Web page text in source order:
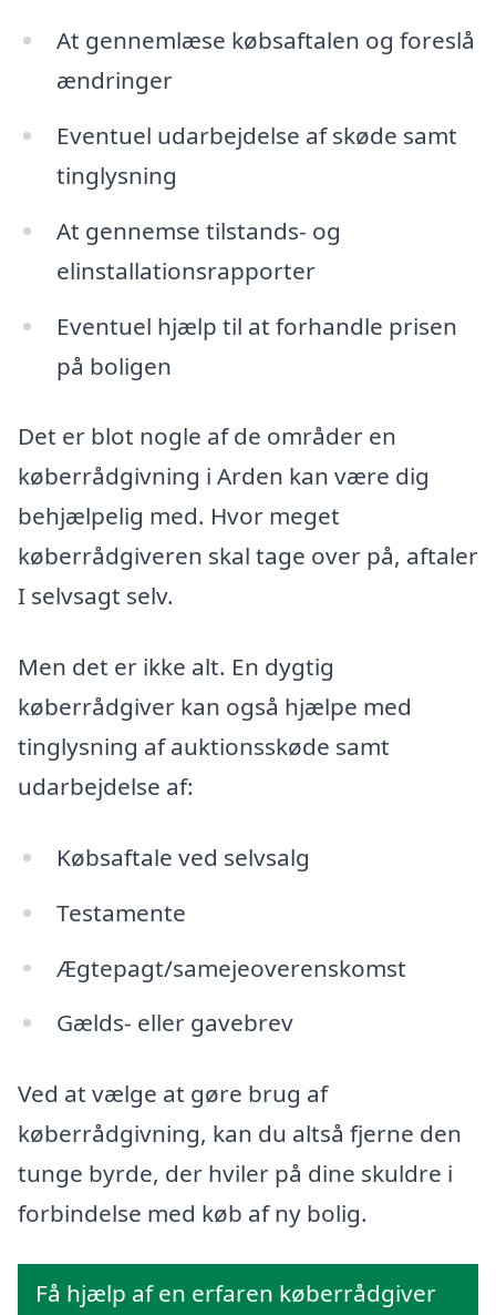
At gennemlæse købsaftalen og foreslå
ændringer
Eventuel udarbejdelse af skøde samt
tinglysning
At gennemse tilstands- og
elinstallationsrapporter
Eventuel hjælp til at forhandle prisen
på boligen
Det er blot nogle af de områder en
køberrådgivning i Arden kan være dig
behjælpelig med. Hvor meget
køberrådgiveren skal tage over på, aftaler
I selvsagt selv.
Men det er ikke alt. En dygtig
køberrådgiver kan også hjælpe med
tinglysning af auktionsskøde samt
udarbejdelse af:
Købsaftale ved selvsalg
Testamente
Ægtepagt/samejeoverenskomst
Gælds- eller gavebrev
Ved at vælge at gøre brug af
køberrådgivning, kan du altså fjerne den
tunge byrde, der hviler på dine skuldre i
forbindelse med køb af ny bolig.
Få hjælp af en erfaren køberrådgiver